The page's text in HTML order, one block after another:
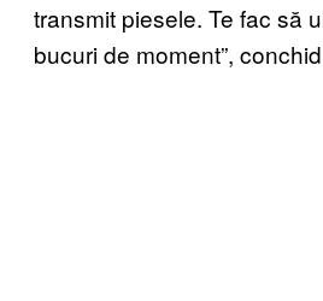
transmit piesele. Te fac să
bucuri de moment”,